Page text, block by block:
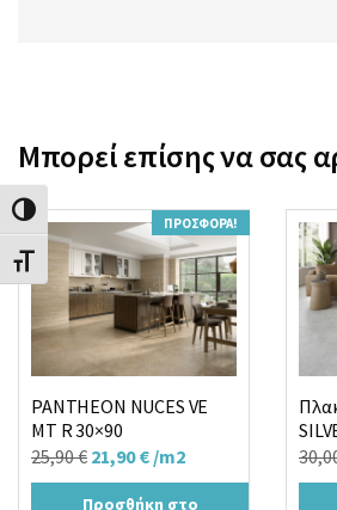
Εναλλαγή Υψηλής Αντίθεσης
Εναλλαγή Μεγέθους Γραμμάτων
Μπορεί επίσης να σας
ΠΡΟΣΦΟΡΆ!
PANTHEON NUCES VE
MT R 30×90
25,90€ Original
price
21,90€Η
τρέχουσα
/m2
Προσθήκη στο